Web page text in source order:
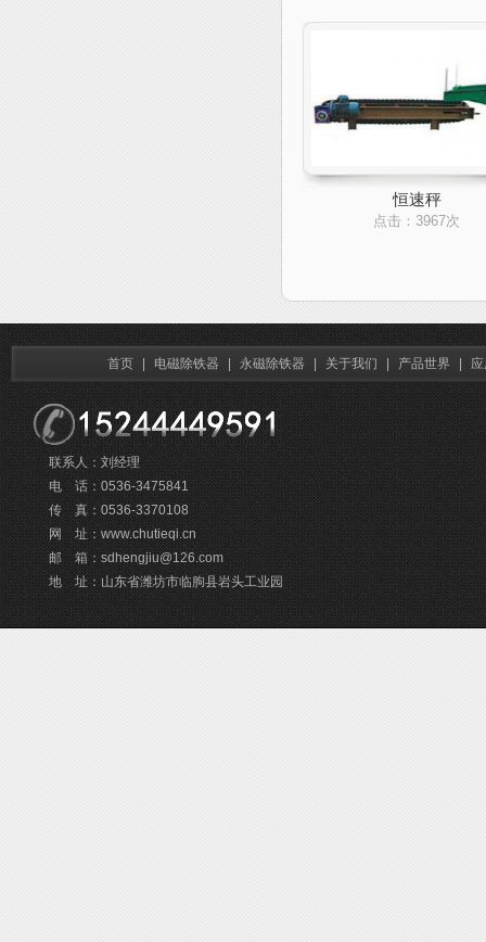
恒速秤
点击：3967次
首页 电磁除铁器 永磁除铁器 关于我们 产品世界
联系人：刘经理
电 话：0536-3475841
传 真：0536-3370108
网 址：www.chutieqi.cn
邮 箱：sdhengjiu@126.com
地 址：山东省潍坊市临朐县岩头工业园